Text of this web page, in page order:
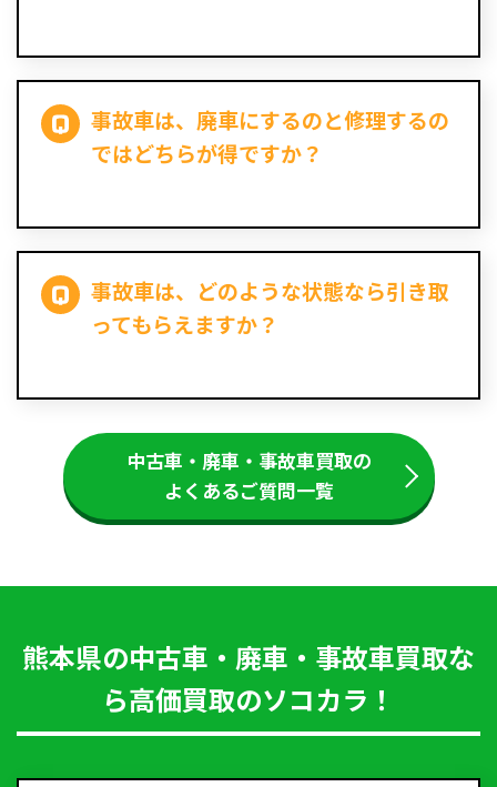
事故車は、廃車にするのと修理するの
ではどちらが得ですか？
事故車は、どのような状態なら引き取
ってもらえますか？
中古車・廃車・事故車買取の
よくあるご質問一覧
熊本県の中古車・廃車・事故車買取な
ら高価買取のソコカラ！